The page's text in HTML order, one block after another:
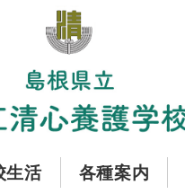
生活 各種案内